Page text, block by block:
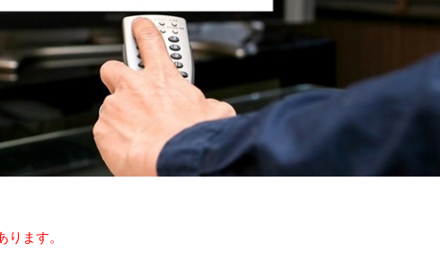
ります。